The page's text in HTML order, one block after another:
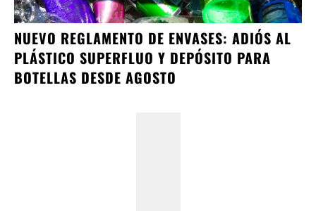
NUEVO REGLAMENTO DE ENVASES: ADIÓS AL
PLÁSTICO SUPERFLUO Y DEPÓSITO PARA
BOTELLAS DESDE AGOSTO